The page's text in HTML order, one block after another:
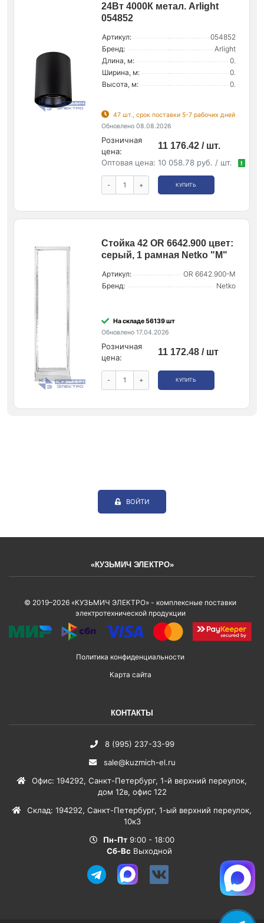
24Вт 4000К метал. Arlight
054852
Артикул:
054852
Бренд:
Arlight
Длина, м:
0.
Ширина, м:
0.
Высота, м:
0.
47 шт., срок поставки 5-7 рабочих дней
Обновлено 08.08.2026
Розничная
цена:
11 176.42 / шт.
Оптовая цена: 10 058.78 руб. / шт. !
- + КУПИТЬ
Стойка 42 OR 6642.900 цвет:
серый, 1 рамная Netko "М"
Артикул:
OR 6642.900-М
Бренд:
Netko
На складе 56139 шт
Обновлено 17.04.2026
Розничная
цена:
11 172.48 / шт
- + КУПИТЬ
ВОЙТИ
«КУЗЬМИЧ ЭЛЕКТРО»
© 2019–2026 «КУЗЬМИЧ ЭЛЕКТРО» - комплексные поставки
электротехнической продукции
Политика конфиденциальности
Карта сайта
КОНТАКТЫ
8 (995) 237-33-99
sale@kuzmich-el.ru
Офис: 194292, Санкт-Петербург, 1-й верхний переулок,
дом 12в, офис 122
Склад: 194292, Санкт-Петербург, 1-ый верхний переулок,
10к3
Пн-Пт 9:00 - 18:00
Сб-Вс Выходной